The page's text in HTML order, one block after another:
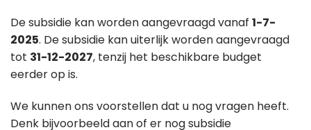
De subsidie kan worden aangevraagd vanaf 1-7-
2025. De subsidie kan uiterlijk worden aangevraagd
tot 31-12-2027, tenzij het beschikbare budget
eerder op is.
We kunnen ons voorstellen dat u nog vragen heeft.
Denk bijvoorbeeld aan of er nog subsidie